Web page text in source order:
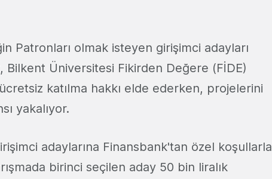
Patronları olmak isteyen girişimci adayları
Bilkent Üniversitesi Fikirden Değere (FİDE)
katılma hakkı elde ederken, projelerini
yakalıyor.
adaylarına Finansbank'tan özel koşullarla
birinci seçilen aday 50 bin liralık